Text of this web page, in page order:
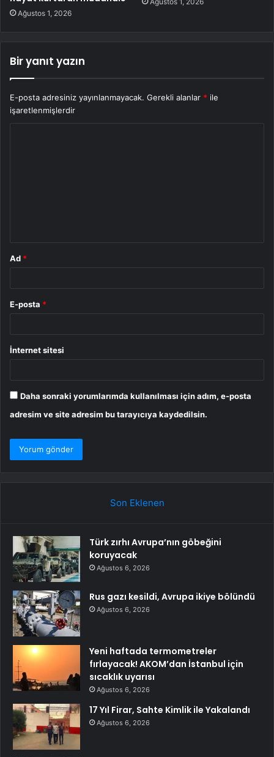
Ağustos 1, 2026
Bir yanıt yazın
E-posta adresiniz yayınlanmayacak. Gerekli alanlar * ile
işaretlenmişlerdir
Ad *
E-posta *
İnternet sitesi
Daha sonraki yorumlarımda kullanılması için adım, e-posta
adresim ve site adresim bu tarayıcıya kaydedilsin.
Son Eklenen
Türk zırhı Avrupa’nın göbeğini
koruyacak
Ağustos 6, 2026
Rus gazı kesildi, Avrupa ikiye bölündü
Ağustos 6, 2026
Yeni haftada termometreler
fırlayacak! AKOM’dan İstanbul için
sıcaklık uyarısı
Ağustos 6, 2026
17 Yıl Firar, Sahte Kimlik ile Yakalandı
Ağustos 6, 2026